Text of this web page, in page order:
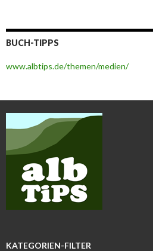
BUCH-TIPPS
www.albtips.de/themen/medien/
KATEGORIEN-FILTER